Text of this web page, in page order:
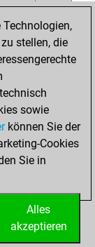
0
0
0
Technologien,
stellen, die
sowie
können Sie der
Cookies
Sie in
Alles
akzeptieren